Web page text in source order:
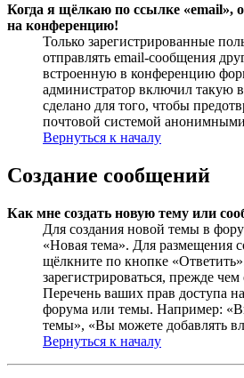
Когда я щёлкаю по ссылке «email»,
на конференцию!
Только зарегистрированные
отправлять email-сообщения
встроенную в конференцию
администратор включил такую
сделано для того, чтобы
почтовой системой
Вернуться к началу
Создание сообщений
Как мне создать новую тему или
Для создания новой темы в
«Новая тема». Для размещения
щёлкните по кнопке
зарегистрироваться, прежде
Перечень ваших прав доступа
форума или темы. Например:
темы», «Вы можете добавлять
Вернуться к началу